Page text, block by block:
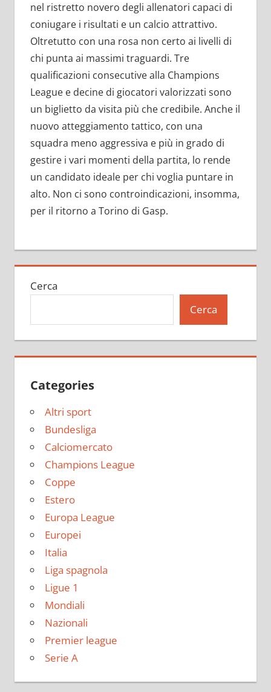
nel ristretto novero degli allenatori capaci di
coniugare i risultati e un calcio attrattivo.
Oltretutto con una rosa non certo ai livelli di
chi punta ai massimi traguardi. Tre
qualificazioni consecutive alla Champions
League e decine di giocatori valorizzati sono
un biglietto da visita più che credibile. Anche il
nuovo atteggiamento tattico, con una
squadra meno aggressiva e più in grado di
gestire i vari momenti della partita, lo rende
un candidato ideale per chi voglia puntare in
alto. Non ci sono controindicazioni, insomma,
per il ritorno a Torino di Gasp.
Cerca
Cerca
Categories
Altri sport
Bundesliga
Calciomercato
Champions League
Coppe
Estero
Europa League
Europei
Italia
Liga spagnola
Ligue 1
Mondiali
Nazionali
Premier league
Serie A